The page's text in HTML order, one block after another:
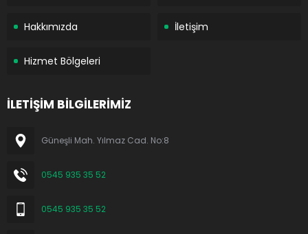
Hakkımızda İletişim
Hizmet Bölgeleri
İLETİŞİM BİLGİLERİMİZ
Güneşli Mah. Yılmaz Cad. No:8
0545 935 35 52
0545 935 35 52